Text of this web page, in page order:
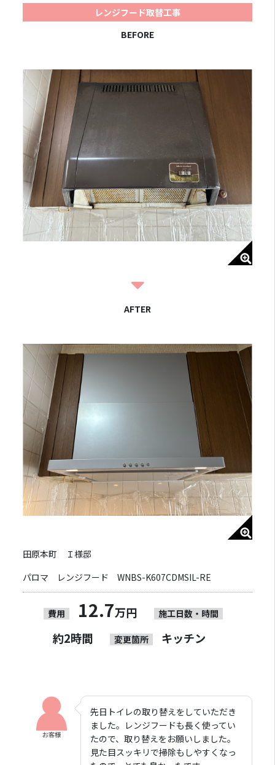
レンジフード取替工事
田原本町 Ｉ様邸
パロマ レンジフード WNBS-K607CDMSIL-RE
費用 12.7万円 施工日数・時間
約2時間 変更箇所 キッチン
先日トイレの取り替えをしていただき
ました。レンジフードも長く使ってい
たので、取り替えをお願いしました。
見た目スッキリで掃除もしやすくなっ